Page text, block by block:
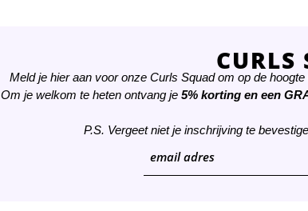
CURLS
Meld je hier aan voor onze Curls Squad om op de
Om je welkom te heten ontvang je 5% korting en een
P.S. Vergeet niet je inschrijving te
email adres
Deze site wordt beschermd